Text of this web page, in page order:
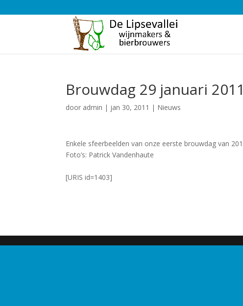
Brouwdag 29 januari 2011
door admin | jan 30, 2011 | Nieuws
Enkele sfeerbeelden van onze eerste brouwdag van
Foto’s: Patrick Vandenhaute
[URIS id=1403]